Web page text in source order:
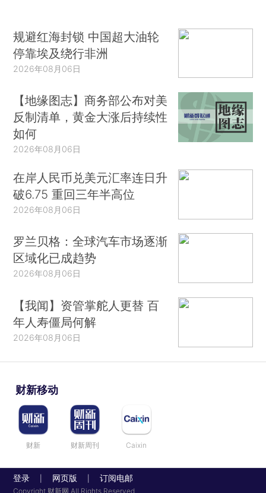
规避红海封锁 中国超大油轮
停靠埃及绕行非洲
2026年08月06日
【地缘图志】商务部公布对美
反制清单，黄金大涨后持续性
如何
2026年08月06日
在岸人民币兑美元汇率连日升
破6.75 重回三年半高位
2026年08月06日
罗兰贝格：全球汽车市场逐渐
区域化已成趋势
2026年08月06日
【我闻】资管掌舵人更替 百
年人寿僵局何解
2026年08月06日
财新移动
财新 财新周刊 Caixin
登录 网页版 订阅电邮
Copyright 财新网 All Rights Reserved